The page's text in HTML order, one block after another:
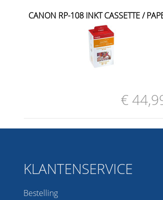
CANON RP-108 INKT CASSETTE /
€
KLANTENSERVICE
Bestelling